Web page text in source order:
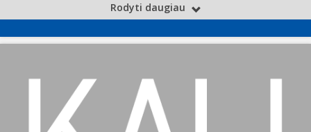
Rodyti daugiau